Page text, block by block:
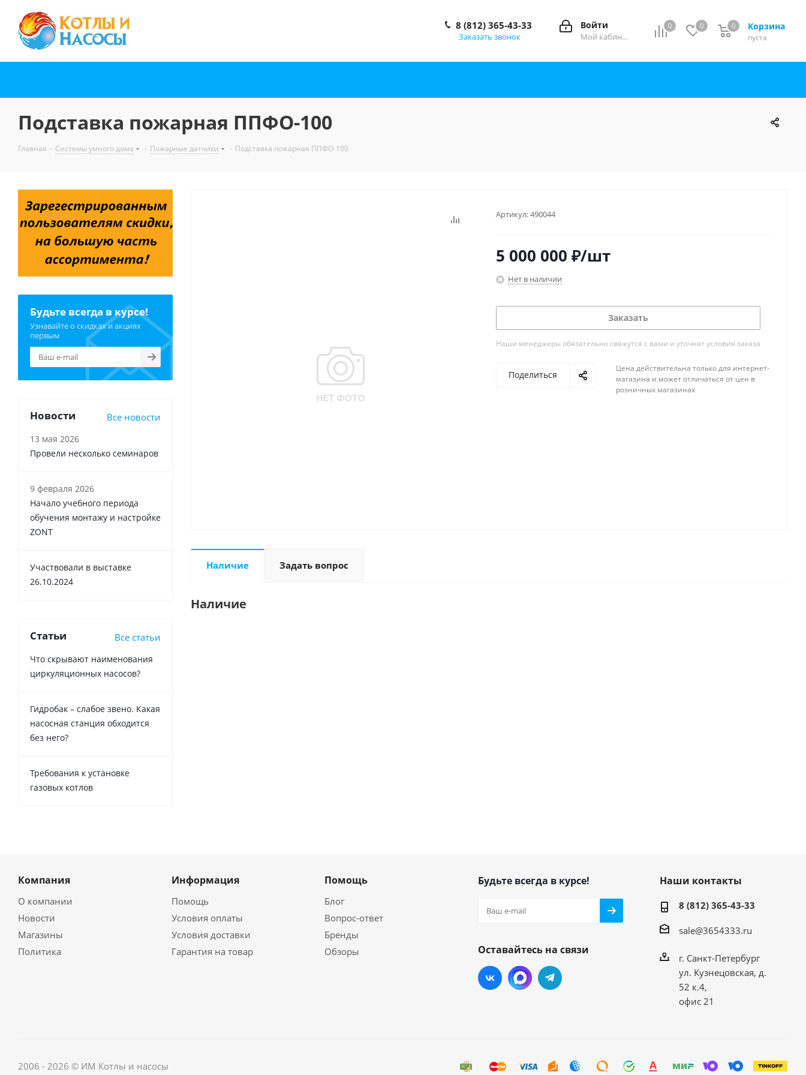
0 0 Корзина
0
пуста
0
Войти
Мой кабинет
8 (812) 365-43-33
Заказать звонок
Подставка пожарная ППФО-100
Главная - Системы умного дома - Пожарные датчики - Подставка пожарная ППФО-100
Артикул:490044
5 000 000 ₽/шт
Нет в наличии
Заказать
Наши менеджеры обязательно свяжутся с вами и уточнят условия заказа
Поделиться
Цена действительна только для интернет-
магазина и может отличаться от цен в
розничных магазинах
Наличие Задать вопрос
Наличие
Будьте всегда в курсе!
Узнавайте о скидках и акциях
первым
Новости Все новости
13 мая 2026
Провели несколько семинаров
9 февраля 2026
Начало учебного периода
обучения монтажу и настройке
ZONT
Участвовали в выставке
26.10.2024
Статьи Все статьи
Что скрывают наименования
циркуляционных насосов?
Гидробак – слабое звено. Какая
насосная станция обходится
без него?
Требования к установке
газовых котлов
Компания
О компании
Новости
Магазины
Политика
Информация
Помощь
Условия оплаты
Условия доставки
Гарантия на товар
Помощь
Блог
Вопрос-ответ
Бренды
Обзоры
Будьте всегда в курсе!
Оставайтесь на связи
Наши контакты
8 (812) 365-43-33
sale@3654333.ru
г. Санкт-Петербург
ул. Кузнецовская, д.
52 к.4,
офис 21
2006 - 2026 © ИМ Котлы и насосы